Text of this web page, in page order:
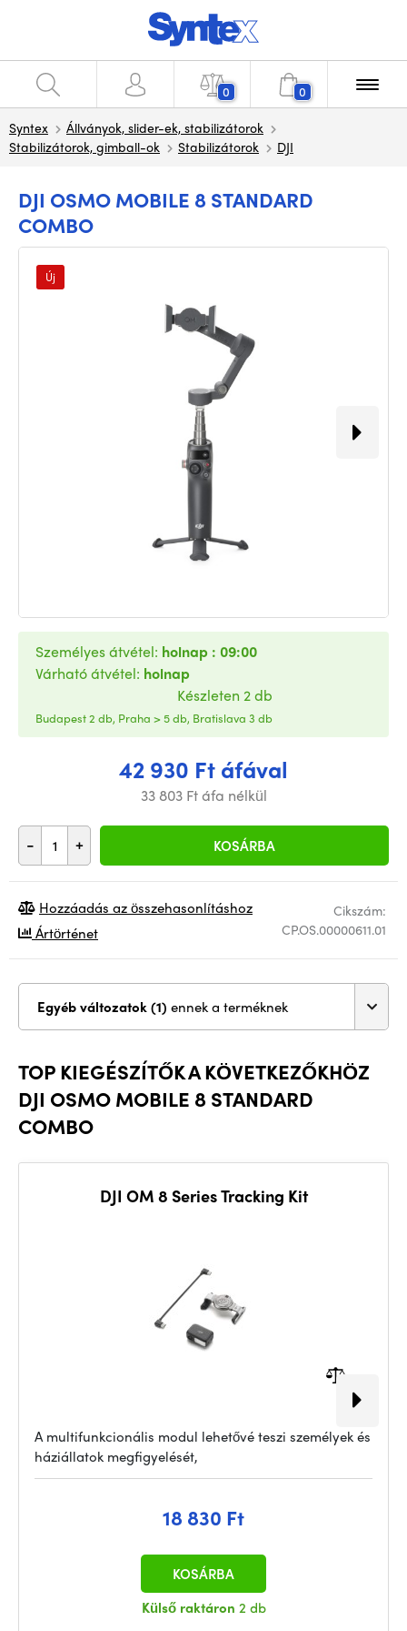
0 0
Syntex
Állványok, slider-ek, stabilizátorok
Stabilizátorok, gimball-ok
Stabilizátorok DJI
DJI OSMO MOBILE 8 STANDARD
COMBO
Új
42 930 Ft áfával
33 803 Ft áfa nélkül
- + KOSÁRBA
Személyes átvétel: holnap : 09:00
Várható átvétel: holnap
Készleten 2 db
Budapest 2 db, Praha > 5 db, Bratislava 3 db
Cikszám:
CP.OS.00000611.01
Hozzáadás az összehasonlításhoz
Ártörténet
Egyéb változatok (1) ennek a terméknek
TOP KIEGÉSZÍTŐK A KÖVETKEZŐKHÖZ
DJI OSMO MOBILE 8 STANDARD
COMBO
DJI OM 8 Series Tracking Kit
A multifunkcionális modul lehetővé teszi személyek és
háziállatok megfigyelését,
18 830 Ft
Külső raktáron 2 db
KOSÁRBA